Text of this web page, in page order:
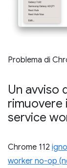
Problema di
Un avviso
rimuovere
service
Chrome 112
worker no-op